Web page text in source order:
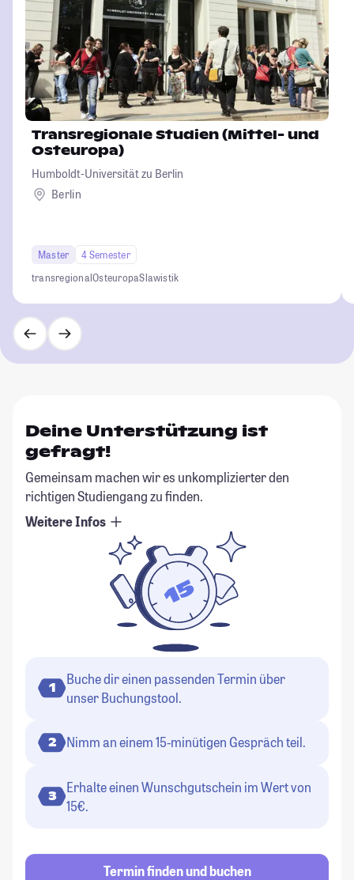
Transregionale Studien (Mittel- und
Osteuropa)
Humboldt-Universität zu Berlin
Berlin
Master
4 Semester
transregionalOsteuropaSlawistik
Deine Unterstützung ist
gefragt!
Gemeinsam machen wir es unkomplizierter den
richtigen Studiengang zu finden.
Weitere Infos
1
Buche dir einen passenden Termin über
unser Buchungstool.
2 Nimm an einem 15-minütigen Gespräch teil.
3
Erhalte einen Wunschgutschein im Wert von
15€.
Termin finden und buchen